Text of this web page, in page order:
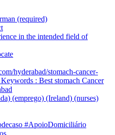
(required)
in the intended field of
hyderabad/stomach-cancer-
: Best stomach Cancer
(emprego) (Ireland) (nurses)
#ApoioDomiciliário